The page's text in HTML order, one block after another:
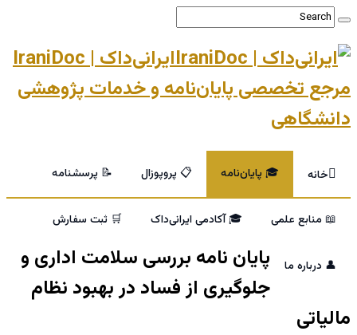
ایرانی‌داک | IraniDoc
مرجع تخصصی پایان‌نامه و خدمات پژوهشی
دانشگاهی
خانه 🎓 پایان‌نامه 📋 پروپوزال 📝 پرسشنامه
📖 منابع علمی 🎓 آکادمی ایرانی‌داک 🛒 ثبت سفارش
👤 درباره ما
پایان نامه بررسی سلامت اداری و
جلوگیری از فساد در بهبود نظام
مالیاتی